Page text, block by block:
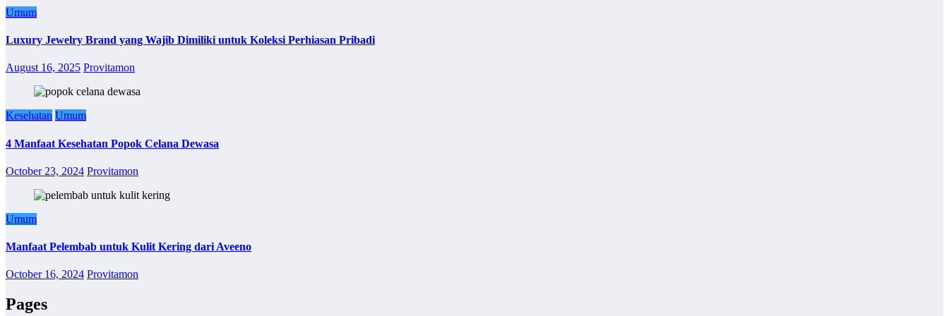
Umum
Luxury Jewelry Brand yang Wajib Dimiliki untuk Koleksi Perhiasan Pribadi
August 16, 2025 Provitamon
Kesehatan Umum
4 Manfaat Kesehatan Popok Celana Dewasa
October 23, 2024 Provitamon
Umum
Manfaat Pelembab untuk Kulit Kering dari Aveeno
October 16, 2024 Provitamon
Pages